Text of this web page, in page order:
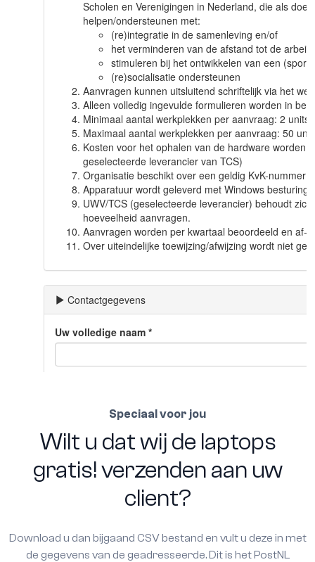
Speciaal voor jou
Wilt u dat wij de laptops
gratis! verzenden aan uw
client?
Download u dan bijgaand CSV bestand en vult u deze in met
de gegevens van de geadresseerde. Dit is het PostNL